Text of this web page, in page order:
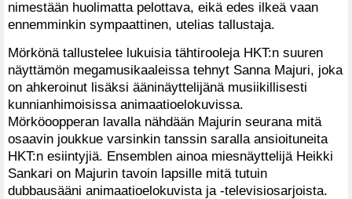
nimestään huolimatta pelottava, eikä edes ilkeä vaan
ennemminkin sympaattinen, utelias tallustaja.
Mörkönä tallustelee lukuisia tähtirooleja HKT:n suuren
näyttämön megamusikaaleissa tehnyt Sanna Majuri, joka
on ahkeroinut lisäksi ääninäyttelijänä musiikillisesti
kunnianhimoisissa animaatioelokuvissa.
Mörköoopperan lavalla nähdään Majurin seurana mitä
osaavin joukkue varsinkin tanssin saralla ansioituneita
HKT:n esiintyjiä. Ensemblen ainoa miesnäyttelijä Heikki
Sankari on Majurin tavoin lapsille mitä tutuin
dubbausääni animaatioelokuvista ja -televisiosarjoista.